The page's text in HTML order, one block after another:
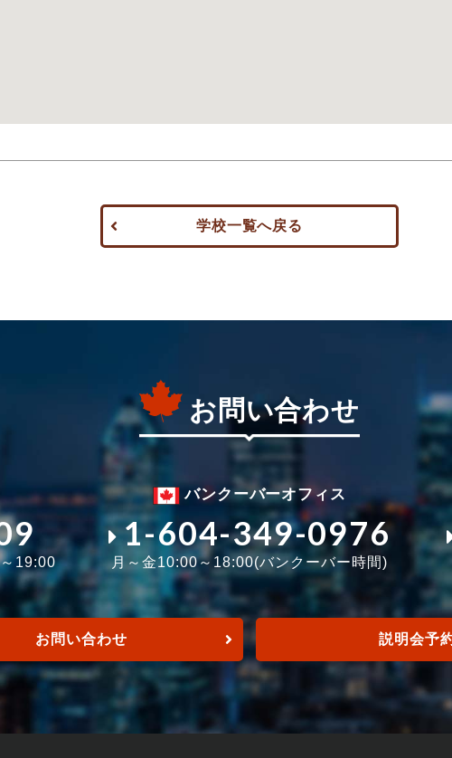
学校一覧へ戻る
お問い合わせ
19:00
バンクーバーオフィス
1-604-349-0976
月～金10:00～18:00(バンクーバー時間)
お問い合わせ 説明会予